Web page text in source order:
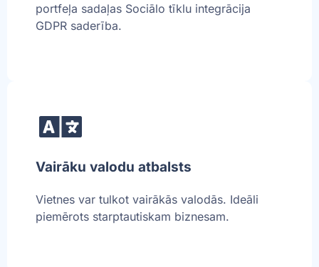
portfeļa sadaļas Sociālo tīklu integrācija
GDPR saderība.
Vairāku valodu atbalsts
Vietnes var tulkot vairākās valodās. Ideāli
piemērots starptautiskam biznesam.